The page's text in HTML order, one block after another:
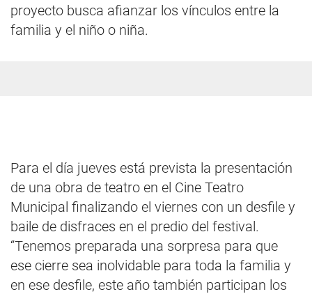
proyecto busca afianzar los vínculos entre la
familia y el niño o niña.
Para el día jueves está prevista la presentación
de una obra de teatro en el Cine Teatro
Municipal finalizando el viernes con un desfile y
baile de disfraces en el predio del festival.
“Tenemos preparada una sorpresa para que
ese cierre sea inolvidable para toda la familia y
en ese desfile, este año también participan los